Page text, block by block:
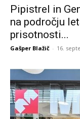
Pipistrel in
na področju
prisotnosti...
Gašper Blažič - 16.